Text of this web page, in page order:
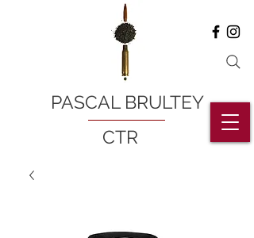
PASCAL BRULTEY
CTR